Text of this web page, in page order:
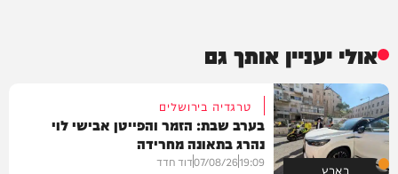
אולי יעניין אותך גם
בארץ
טרגדיה בירושלים
בערב שבת: הזמר והפייטן אבישי לוי
נהרג בתאונה מחרידה
19:09
07/08/26דוד חדד